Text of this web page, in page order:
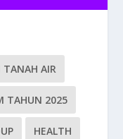
TANAH AIR
TAHUN 2025
HEALTH